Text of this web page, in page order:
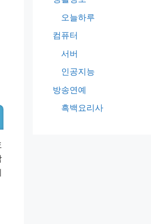
오늘하루
컴퓨터
서버
인공지능
방송연예
흑백요리사